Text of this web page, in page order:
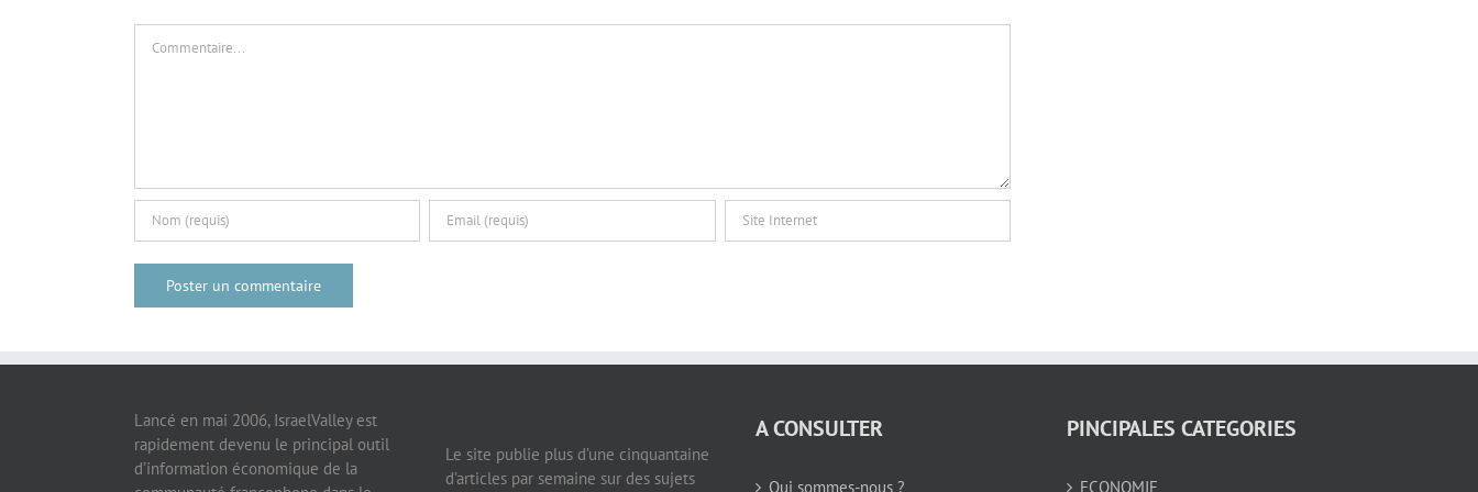
Lancé en mai 2006, IsraelValley est
rapidement devenu le principal outil
d’information économique de la
Le site publie plus d’une cinquantaine
d’articles par semaine sur des sujets
A CONSULTER
Qui sommes-nous ?
PINCIPALES CATEGORIES
ECONOMIE